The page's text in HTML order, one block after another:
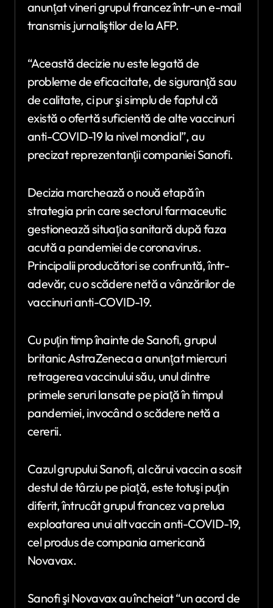
anunţat vineri grupul francez într-un e-mail
transmis jurnaliştilor de la AFP.
“Această decizie nu este legată de
probleme de eficacitate, de siguranţă sau
de calitate, ci pur şi simplu de faptul că
există o ofertă suficientă de alte vaccinuri
anti-COVID-19 la nivel mondial”, au
precizat reprezentanţii companiei Sanofi.
Decizia marchează o nouă etapă în
strategia prin care sectorul farmaceutic
gestionează situaţia sanitară după faza
acută a pandemiei de coronavirus.
Principalii producători se confruntă, într-
adevăr, cu o scădere netă a vânzărilor de
vaccinuri anti-COVID-19.
Cu puţin timp înainte de Sanofi, grupul
britanic AstraZeneca a anunţat miercuri
retragerea vaccinului său, unul dintre
primele seruri lansate pe piaţă în timpul
pandemiei, invocând o scădere netă a
cererii.
Cazul grupului Sanofi, al cărui vaccin a sosit
destul de târziu pe piaţă, este totuşi puţin
diferit, întrucât grupul francez va prelua
exploatarea unui alt vaccin anti-COVID-19,
cel produs de compania americană
Novavax.
Sanofi şi Novavax au încheiat “un acord de